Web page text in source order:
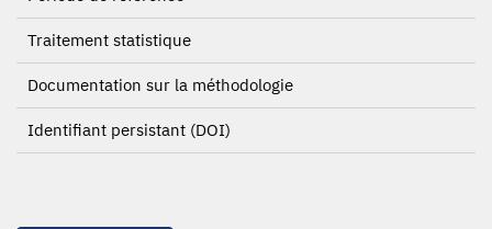
Traitement statistique
Documentation sur la méthodologie
Identifiant persistant (DOI)